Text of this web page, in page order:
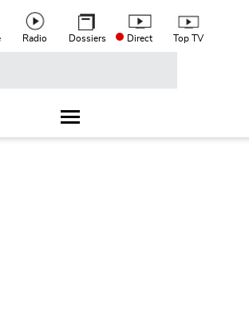
header menu
Radio Dossiers Direct Top TV